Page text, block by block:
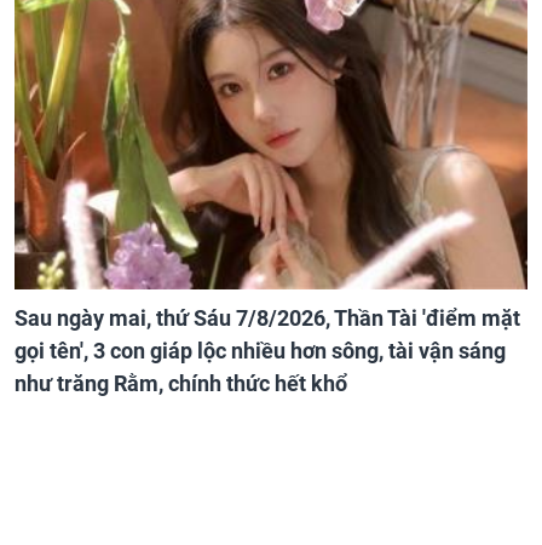
Sau ngày mai, thứ Sáu 7/8/2026, Thần Tài 'điểm mặt
gọi tên', 3 con giáp lộc nhiều hơn sông, tài vận sáng
như trăng Rằm, chính thức hết khổ